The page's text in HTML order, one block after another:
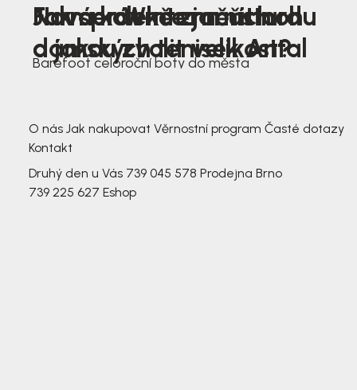
Nová kolekce jarních
dámských tenisek Antal
Jak správně změřit nohu
a jakou zvolit velikost?
Farmer Winter mustard
Barefoot celoroční boty do města
O nás Jak nakupovat Věrnostní program Časté dotazy
Kontakt
Druhý den u Vás 739 045 578 Prodejna Brno
739 225 627 Eshop